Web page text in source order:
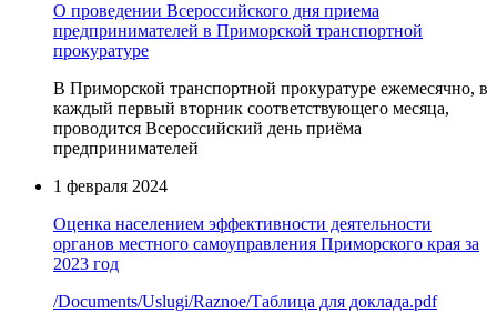
О проведении Всероссийского дня приема
предпринимателей в Приморской транспортной
прокуратуре
В Приморской транспортной прокуратуре ежемесячно, в
каждый первый вторник соответствующего месяца,
проводится Всероссийский день приёма
предпринимателей
1 февраля 2024
Оценка населением эффективности деятельности
органов местного самоуправления Приморского края за
2023 год
/Documents/Uslugi/Raznoe/Таблица для доклада.pdf